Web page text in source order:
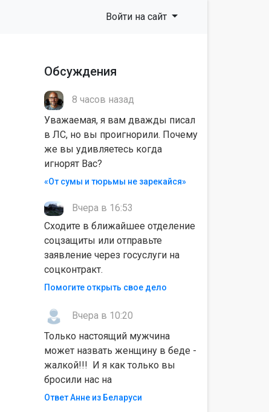
Войти на сайт
Обсуждения
8 часов назад
Уважаемая, я вам дважды писал
в ЛС, но вы проигнорили. Почему
же вы удивляетесь когда
игнорят Вас?
«От сумы и тюрьмы не зарекайся»
Вчера в 16:53
Сходите в ближайшее отделение
соцзащиты или отправьте
заявление через госуслуги на
соцконтракт.
Помогите открыть свое дело
Вчера в 10:20
Только настоящий мужчина
может назвать женщину в беде -
жалкой!!! И я как только вы
бросили нас на
Ответ Анне из Беларуси